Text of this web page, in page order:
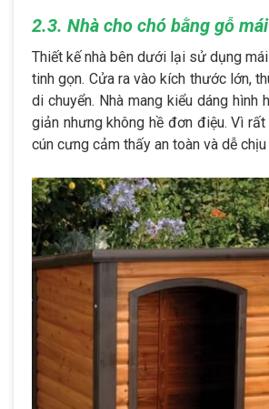
2.3. Nhà cho chó bằng gỗ
Thiết kế nhà bên dưới lại sử dụng
tinh gọn. Cửa ra vào kích thước lớn,
di chuyển. Nhà mang kiểu dáng hình
giản nhưng không hề đơn điệu. Vì
cún cưng cảm thấy an toàn và dễ